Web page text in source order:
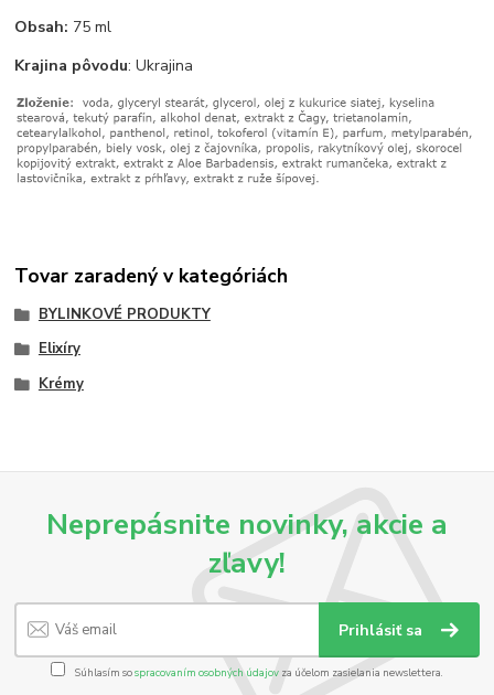
Obsah: 75 ml
Krajina pôvodu: Ukrajina
Tovar zaradený v kategóriách
BYLINKOVÉ PRODUKTY
Elixíry
Krémy
Neprepásnite novinky, akcie a
zľavy!
Prihlásiť sa
Súhlasím sospracovaním osobných údajov za účelom zasielania newslettera.